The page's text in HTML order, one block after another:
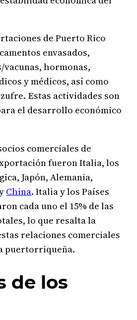
de Puerto Rico
envasados,
hormonas,
y médicos, así como
Estas actividades son
el desarrollo económico
comerciales de
fueron Italia, los
Japón, Alemania,
China. Italia y los Países
cada uno el 15% de las
lo que resalta la
relaciones comerciales
puertorriqueña.
de los